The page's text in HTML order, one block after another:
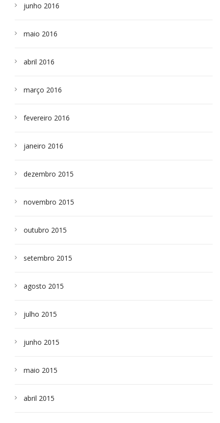
junho 2016
maio 2016
abril 2016
março 2016
fevereiro 2016
janeiro 2016
dezembro 2015
novembro 2015
outubro 2015
setembro 2015
agosto 2015
julho 2015
junho 2015
maio 2015
abril 2015